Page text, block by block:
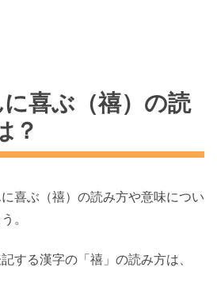
喜ぶ（禧）の読
？
喜ぶ（禧）の読み方や意味につい
。
する漢字の「禧」の読み方は、